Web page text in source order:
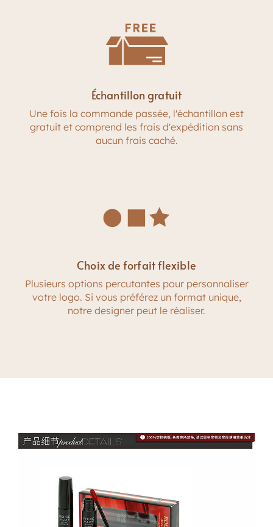
Échantillon gratuit
Une fois la commande passée, l'échantillon est
gratuit et comprend les frais d'expédition sans
aucun frais caché.
Choix de forfait flexible
Plusieurs options percutantes pour personnaliser
votre logo. Si vous préférez un format unique,
notre designer peut le réaliser.